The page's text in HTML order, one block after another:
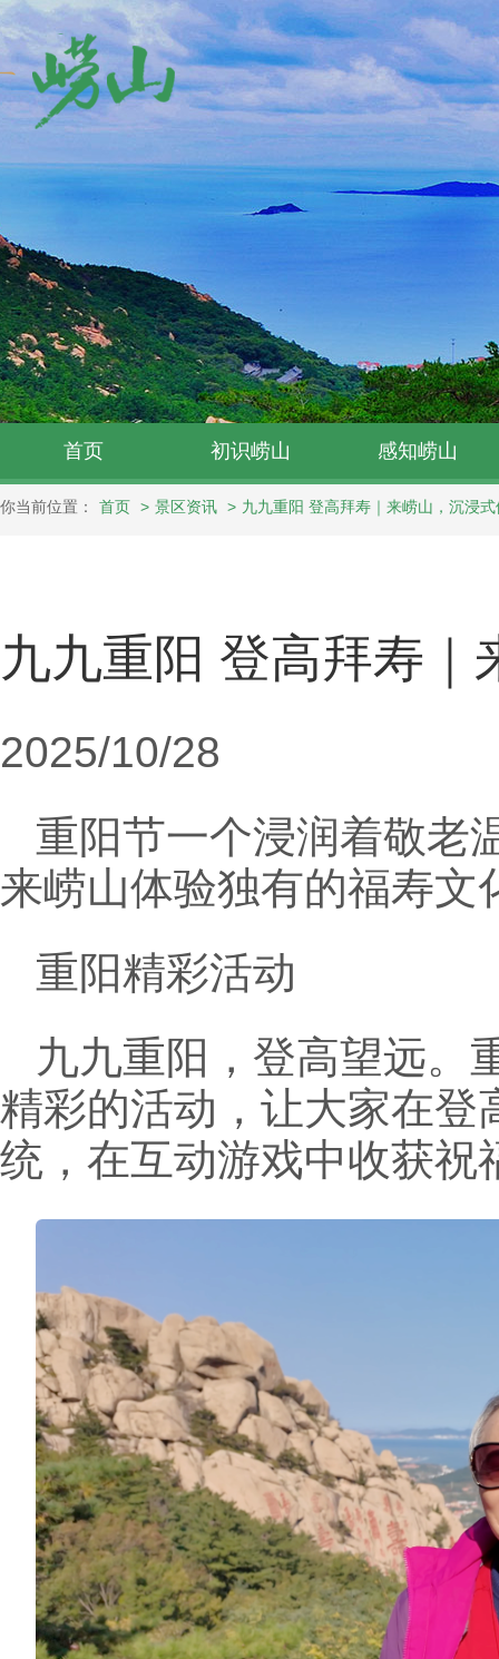
首页 初识崂山 感知崂山
你当前位置： 首页 > 景区资讯 > 九九重阳 登高拜寿｜来崂山，沉浸
九九重阳 登高拜寿
2025/10/28
重阳节一个浸润着敬老
来崂山体验独有的福寿文
重阳精彩活动
九九重阳，登高望远。
精彩的活动，让大家在登
统，在互动游戏中收获祝